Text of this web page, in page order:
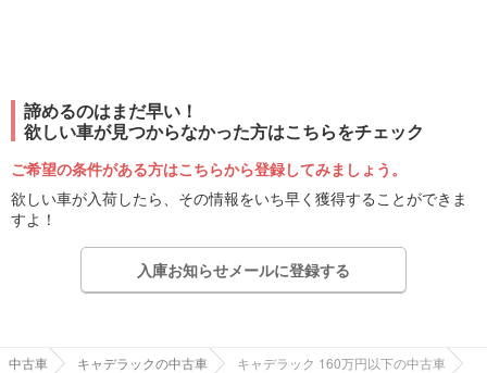
諦めるのはまだ早い！
欲しい車が見つからなかった方はこちらをチェック
ご希望の条件がある方はこちらから登録してみましょう。
欲しい車が入荷したら、その情報をいち早く獲得することができま
すよ！
入庫お知らせメールに登録する
中古車 キャデラックの中古車 キャデラック 160万円以下の中古車